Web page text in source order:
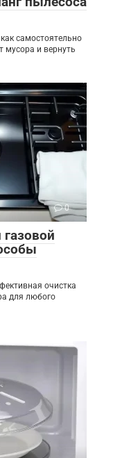
самостоятельно
мусора и вернуть
0
очистка
для любого